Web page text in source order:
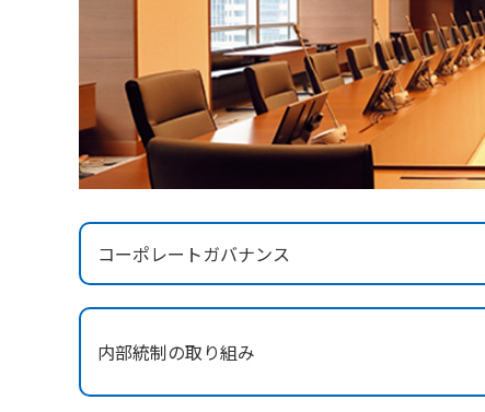
コーポレートガバナンス
内部統制の取り組み